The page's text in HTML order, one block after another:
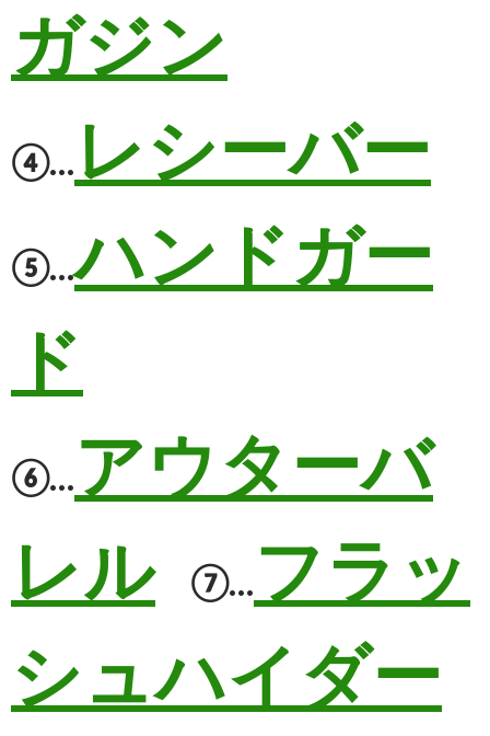
ガジン
④… レシーバー
⑤…ハンドガー
ド
⑥…アウターバ
レル⑦…フラッ
シュハイダー